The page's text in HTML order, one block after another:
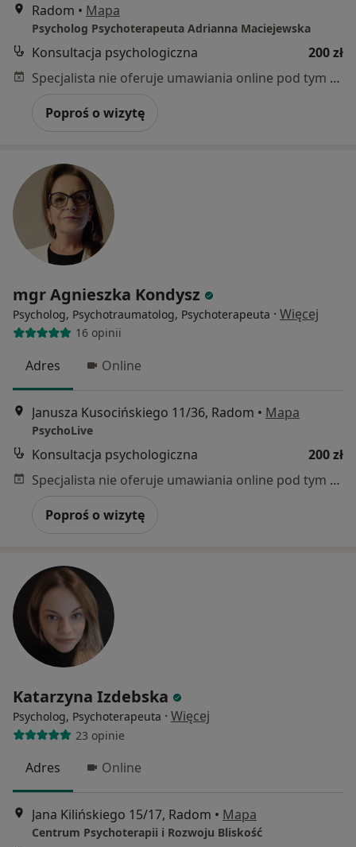
Radom • Mapa
Psycholog Psychoterapeuta Adrianna Maciejewska
Konsultacja psychologiczna
200 zł
Specjalista nie oferuje umawiania online pod tym adresem.
Poproś o wizytę
mgr Agnieszka Kondysz
Psycholog, Psychotraumatolog, Psychoterapeuta · Więcej
16 opinii
Adres Online
Janusza Kusocińskiego 11/36, Radom • Mapa
PsychoLive
Konsultacja psychologiczna
200 zł
Specjalista nie oferuje umawiania online pod tym adresem.
Poproś o wizytę
Katarzyna Izdebska
Psycholog, Psychoterapeuta · Więcej
23 opinie
Adres Online
Jana Kilińskiego 15/17, Radom • Mapa
Centrum Psychoterapii i Rozwoju Bliskość